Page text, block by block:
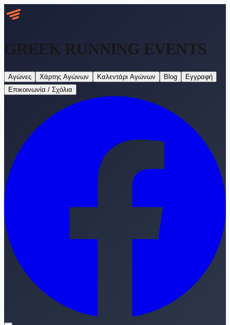
GREEK RUNNING EVENTS
Αγώνες Χάρτης Αγώνων Καλεντάρι Αγώνων Blog
Εγγραφή
Επικοινωνία / Σχόλια